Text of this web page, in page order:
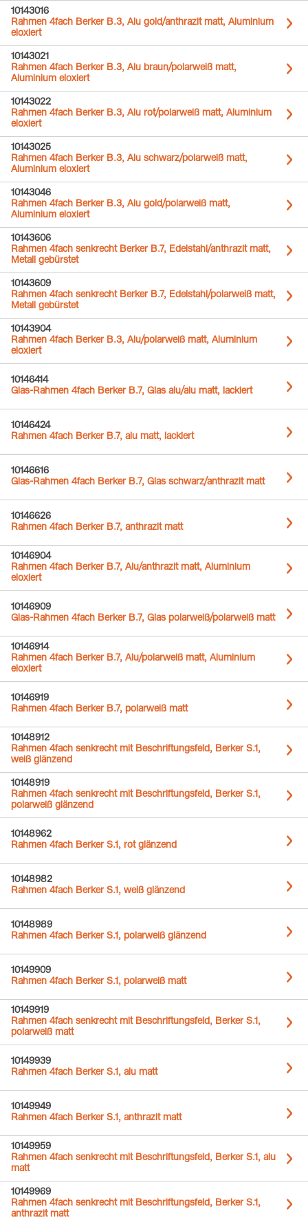
10143016
Rahmen 4fach Berker B.3, Alu gold/anthrazit matt, Aluminium
eloxiert
10143021
Rahmen 4fach Berker B.3, Alu braun/polarweiß matt,
Aluminium eloxiert
10143022
Rahmen 4fach Berker B.3, Alu rot/polarweiß matt, Aluminium
eloxiert
10143025
Rahmen 4fach Berker B.3, Alu schwarz/polarweiß matt,
Aluminium eloxiert
10143046
Rahmen 4fach Berker B.3, Alu gold/polarweiß matt,
Aluminium eloxiert
10143606
Rahmen 4fach senkrecht Berker B.7, Edelstahl/anthrazit matt,
Metall gebürstet
10143609
Rahmen 4fach senkrecht Berker B.7, Edelstahl/polarweiß matt,
Metall gebürstet
10143904
Rahmen 4fach Berker B.3, Alu/polarweiß matt, Aluminium
eloxiert
10146414
Glas-Rahmen 4fach Berker B.7, Glas alu/alu matt, lackiert
10146424
Rahmen 4fach Berker B.7, alu matt, lackiert
10146616
Glas-Rahmen 4fach Berker B.7, Glas schwarz/anthrazit matt
10146626
Rahmen 4fach Berker B.7, anthrazit matt
10146904
Rahmen 4fach Berker B.7, Alu/anthrazit matt, Aluminium
eloxiert
10146909
Glas-Rahmen 4fach Berker B.7, Glas polarweiß/polarweiß matt
10146914
Rahmen 4fach Berker B.7, Alu/polarweiß matt, Aluminium
eloxiert
10146919
Rahmen 4fach Berker B.7, polarweiß matt
10148912
Rahmen 4fach senkrecht mit Beschriftungsfeld, Berker S.1,
weiß glänzend
10148919
Rahmen 4fach senkrecht mit Beschriftungsfeld, Berker S.1,
polarweiß glänzend
10148962
Rahmen 4fach Berker S.1, rot glänzend
10148982
Rahmen 4fach Berker S.1, weiß glänzend
10148989
Rahmen 4fach Berker S.1, polarweiß glänzend
10149909
Rahmen 4fach Berker S.1, polarweiß matt
10149919
Rahmen 4fach senkrecht mit Beschriftungsfeld, Berker S.1,
polarweiß matt
10149939
Rahmen 4fach Berker S.1, alu matt
10149949
Rahmen 4fach Berker S.1, anthrazit matt
10149959
Rahmen 4fach senkrecht mit Beschriftungsfeld, Berker S.1, alu
matt
10149969
Rahmen 4fach senkrecht mit Beschriftungsfeld, Berker S.1,
anthrazit matt